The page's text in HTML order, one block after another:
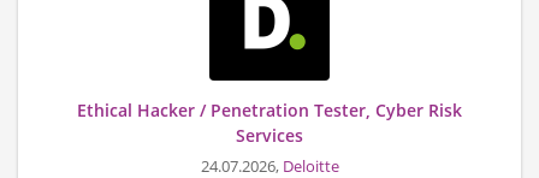
Ethical Hacker / Penetration Tester, Cyber Risk
Services
24.07.2026, Deloitte